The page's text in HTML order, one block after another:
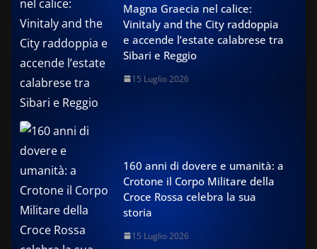
Magna Graecia nel calice:
Vinitaly and the City raddoppia
e accende l’estate calabrese tra
Sibari e Reggio
15 Luglio 2026
160 anni di dovere e umanità: a
Crotone il Corpo Militare della
Croce Rossa celebra la sua
storia
15 Luglio 2026